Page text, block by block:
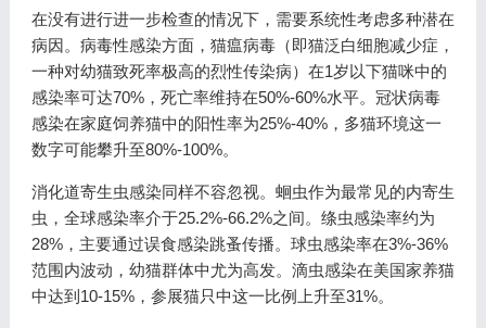
在没有进行进一步检查的情况下，需要系统性考虑多种潜在
病因。病毒性感染方面，猫瘟病毒（即猫泛白细胞减少症，
一种对幼猫致死率极高的烈性传染病）在1岁以下猫咪中的
感染率可达70%，死亡率维持在50%-60%水平。冠状病毒
感染在家庭饲养猫中的阳性率为25%-40%，多猫环境这一
数字可能攀升至80%-100%。
消化道寄生虫感染同样不容忽视。蛔虫作为最常见的内寄生
虫，全球感染率介于25.2%-66.2%之间。绦虫感染率约为
28%，主要通过误食感染跳蚤传播。球虫感染率在3%-36%
范围内波动，幼猫群体中尤为高发。滴虫感染在美国家养猫
中达到10-15%，参展猫只中这一比例上升至31%。